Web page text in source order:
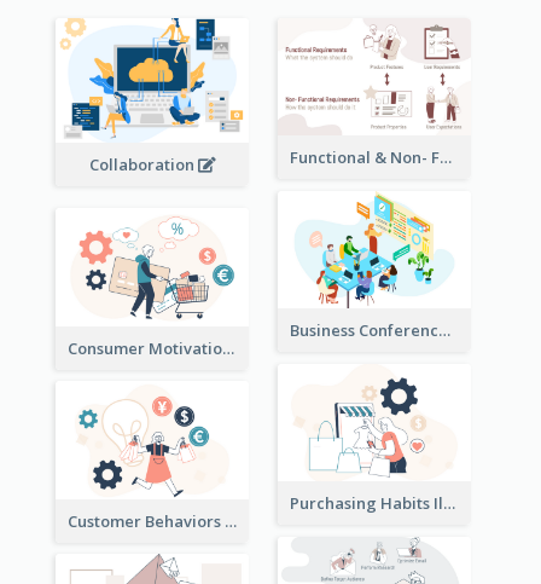
Collaboration Functional & Non- Functional Requirements Illustration
Business Conference Illustration
Consumer Motivation Illustration
Purchasing Habits Illustration
Customer Behaviors Illustration